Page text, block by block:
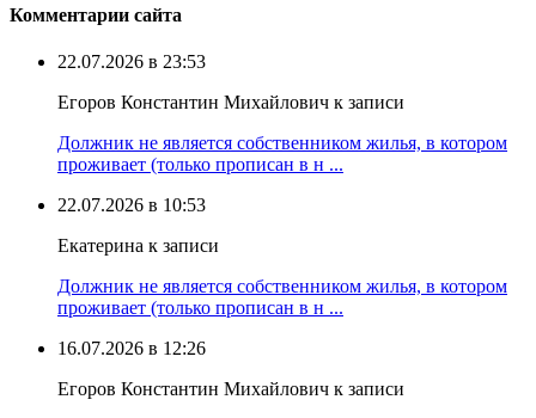
Комментарии сайта
22.07.2026 в 23:53
Егоров Константин Михайлович к записи
Должник не является собственником жилья, в котором
проживает (только прописан в н ...
22.07.2026 в 10:53
Екатерина к записи
Должник не является собственником жилья, в котором
проживает (только прописан в н ...
16.07.2026 в 12:26
Егоров Константин Михайлович к записи